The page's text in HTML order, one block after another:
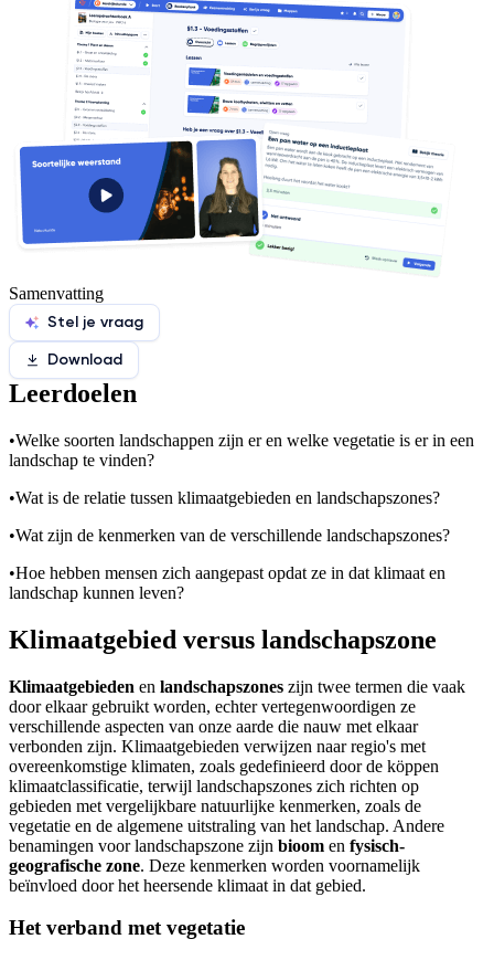
Samenvatting
Stel je vraag
Download
Leerdoelen
•Welke soorten landschappen zijn er en welke vegetatie is er in een
landschap te vinden?
•Wat is de relatie tussen klimaatgebieden en landschapszones?
•Wat zijn de kenmerken van de verschillende landschapszones?
•Hoe hebben mensen zich aangepast opdat ze in dat klimaat en
landschap kunnen leven?
Klimaatgebied versus landschapszone
Klimaatgebieden en landschapszones zijn twee termen die vaak
door elkaar gebruikt worden, echter vertegenwoordigen ze
verschillende aspecten van onze aarde die nauw met elkaar
verbonden zijn. Klimaatgebieden verwijzen naar regio's met
overeenkomstige klimaten, zoals gedefinieerd door de köppen
klimaatclassificatie, terwijl landschapszones zich richten op
gebieden met vergelijkbare natuurlijke kenmerken, zoals de
vegetatie en de algemene uitstraling van het landschap. Andere
benamingen voor landschapszone zijn bioom en fysisch-
geografische zone. Deze kenmerken worden voornamelijk
beïnvloed door het heersende klimaat in dat gebied.
Het verband met vegetatie